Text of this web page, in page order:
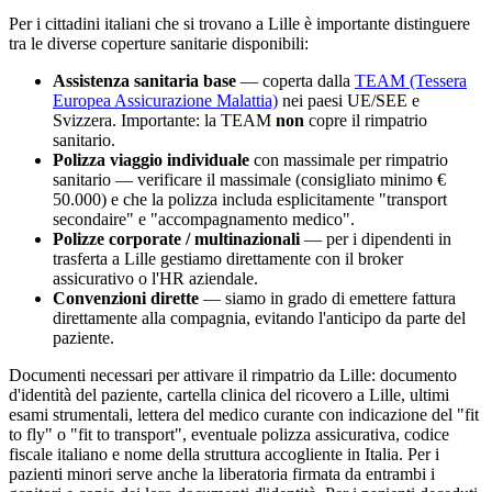
Per i cittadini italiani che si trovano a Lille è importante distinguere
tra le diverse coperture sanitarie disponibili:
Assistenza sanitaria base — coperta dalla TEAM (Tessera
Europea Assicurazione Malattia) nei paesi UE/SEE e
Svizzera. Importante: la TEAM non copre il rimpatrio
sanitario.
Polizza viaggio individuale con massimale per rimpatrio
sanitario — verificare il massimale (consigliato minimo €
50.000) e che la polizza includa esplicitamente "transport
secondaire" e "accompagnamento medico".
Polizze corporate / multinazionali — per i dipendenti in
trasferta a Lille gestiamo direttamente con il broker
assicurativo o l'HR aziendale.
Convenzioni dirette — siamo in grado di emettere fattura
direttamente alla compagnia, evitando l'anticipo da parte del
paziente.
Documenti necessari per attivare il rimpatrio da Lille: documento
d'identità del paziente, cartella clinica del ricovero a Lille, ultimi
esami strumentali, lettera del medico curante con indicazione del "fit
to fly" o "fit to transport", eventuale polizza assicurativa, codice
fiscale italiano e nome della struttura accogliente in Italia. Per i
pazienti minori serve anche la liberatoria firmata da entrambi i